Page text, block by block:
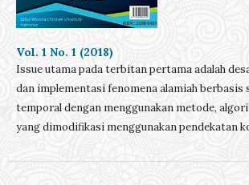
Vol. 1 No. 1 (2018)
Issue utama pada terbitan pertama adalah
dan implementasi fenomena alamiah berbasis
temporal dengan menggunakan metode,
yang dimodifikasi menggunakan pendekatan